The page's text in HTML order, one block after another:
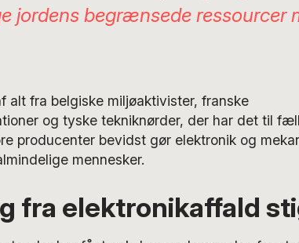
jordens begrænsede ressourcer
alt fra belgiske miljøaktivister, franske
og tyske tekniknørder, der har det til
producenter bevidst gør elektronik og
mennesker.
fra elektronikaffald